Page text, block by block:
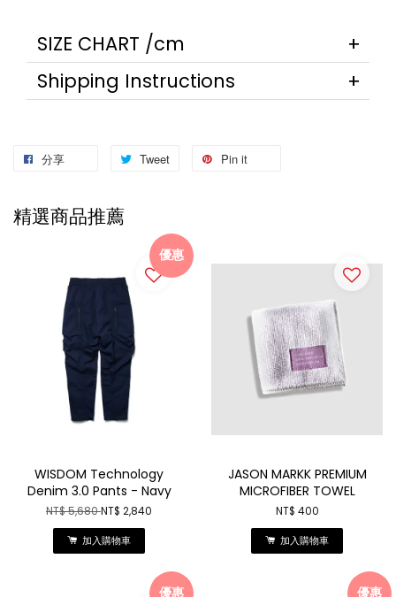
SIZE CHART /cm
Shipping Instructions
分享 Tweet Pin it
精選商品推薦
優惠
WISDOM Technology
Denim 3.0 Pants - Navy
NT$ 5,680NT$ 2,840
加入購物車
JASON MARKK PREMIUM
MICROFIBER TOWEL
NT$ 400
加入購物車
優惠 優惠